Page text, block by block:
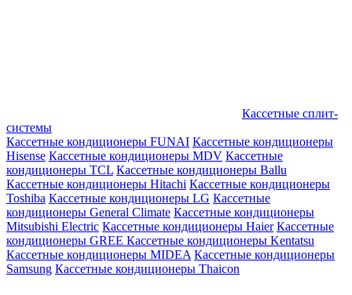
Кассетные сплит-
системы
Кассетные кондиционеры FUNAI Кассетные кондиционеры
Hisense Кассетные кондиционеры MDV Кассетные
кондиционеры TCL Кассетные кондиционеры Ballu
Кассетные кондиционеры Hitachi Кассетные кондиционеры
Toshiba Кассетные кондиционеры LG Кассетные
кондиционеры General Climate Кассетные кондиционеры
Mitsubishi Electric Кассетные кондиционеры Haier Кассетные
кондиционеры GREE Кассетные кондиционеры Kentatsu
Кассетные кондиционеры MIDEA Кассетные кондиционеры
Samsung Кассетные кондиционеры Thaicon